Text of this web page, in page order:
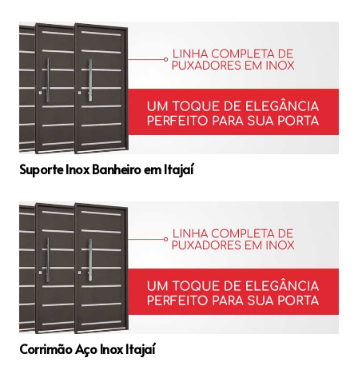
Suporte Inox Banheiro em Itajaí
Corrimão Aço Inox Itajaí